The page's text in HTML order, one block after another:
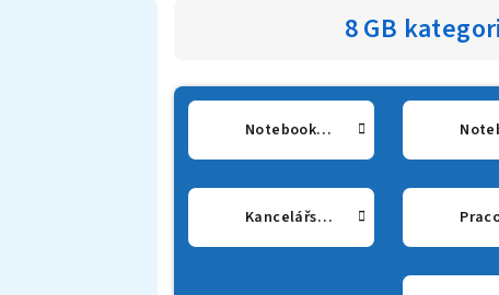
8 GB
Notebooky 12" - 13"
Kancelářské notebooky